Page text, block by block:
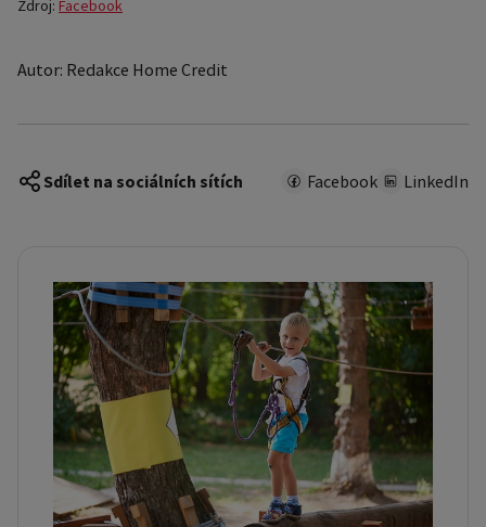
Zdroj: Facebook
Autor: Redakce Home Credit
Sdílet na sociálních sítích Facebook LinkedIn